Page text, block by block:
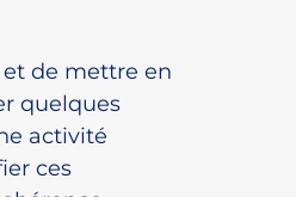
de mettre en
quelques
activité
ces